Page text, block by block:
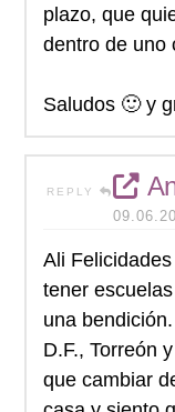
plazo, que
dentro de uno
Saludos 🙂 y
REPLY
Ali
tener
una
D.F., Torreón
que cambiar